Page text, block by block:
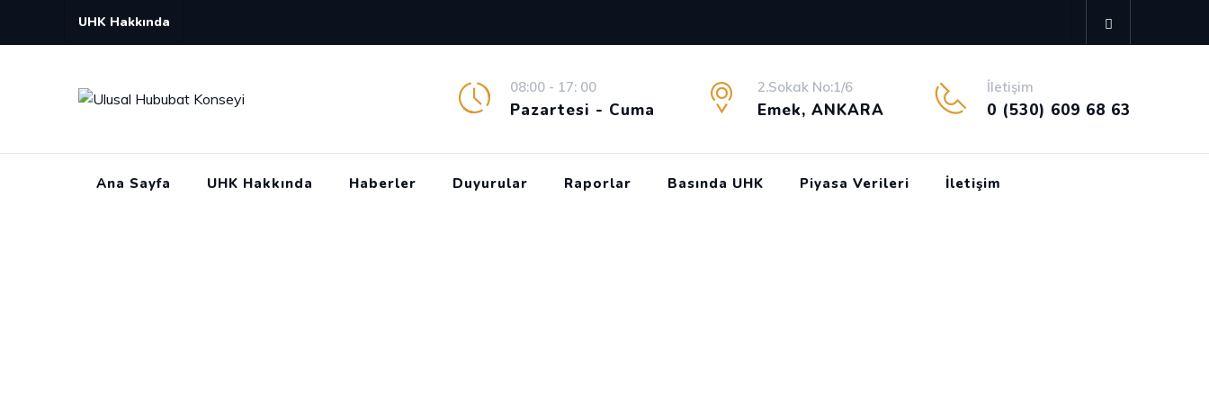
UHK Hakkında
08:00 - 17: 00
Pazartesi - Cuma
2.Sokak No:1/6
Emek, ANKARA
İletişim
0 (530) 609 68 63
Ana Sayfa UHK Hakkında Haberler Duyurular Raporlar Basında UHK Piyasa Verileri İletişim